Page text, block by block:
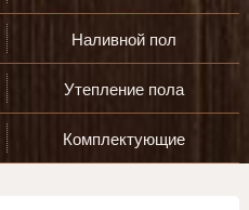
Наливной пол
Утепление пола
Комплектующие